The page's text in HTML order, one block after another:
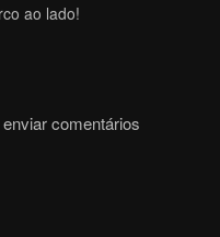
ao lado!
comentários